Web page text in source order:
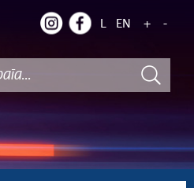
L EN + -